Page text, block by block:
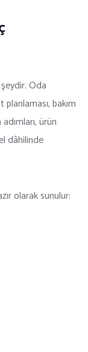
Oda
bakım
ürün
dâhilinde
olarak sunulur: